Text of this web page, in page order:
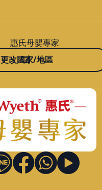
惠氏母嬰專家
更改國家/地區